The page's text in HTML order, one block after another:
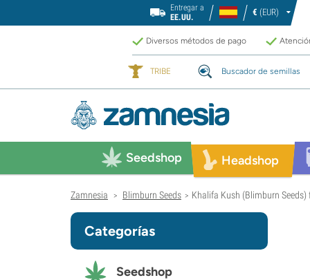
Entregar a
EE.UU.
€ (EUR)
Diversos métodos de pago
TRIBE Buscador de semillas
Seedshop Headshop
Zamnesia > Blimburn Seeds > Khalifa Kush (Blimburn Seeds)
Categorías
Seedshop